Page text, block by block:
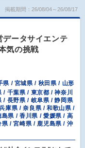
掲載期間：26/08/04～26/08/17
データサイエンテ
気の挑戦
県 / 宮城県 / 秋田県 / 山形
千葉県 / 東京都 / 神奈川
/ 長野県 / 岐阜県 / 静岡県
庫県 / 奈良県 / 和歌山県 /
県 / 香川県 / 愛媛県 / 高
/ 宮崎県 / 鹿児島県 / 沖